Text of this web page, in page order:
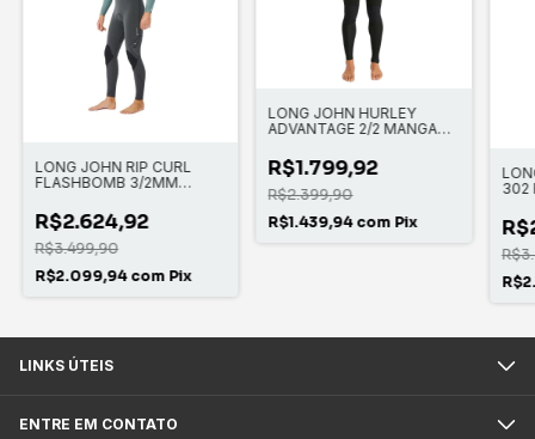
LONG JOHN RIP CURL
FLASHBOMB 3/2MM
R$2.624,92
R$3.499,90
R$2.099,94 com Pix
LONG JOHN HURLEY
ADVANTAGE 2/2 MANGA
R$1.799,92
R$2.399,90
R$1.439,94 com Pix
302
LINKS ÚTEIS
ENTRE EM CONTATO